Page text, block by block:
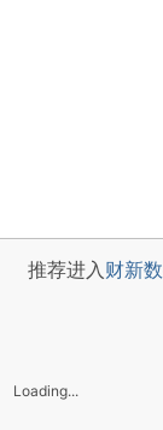
推荐进入财新
Loading...